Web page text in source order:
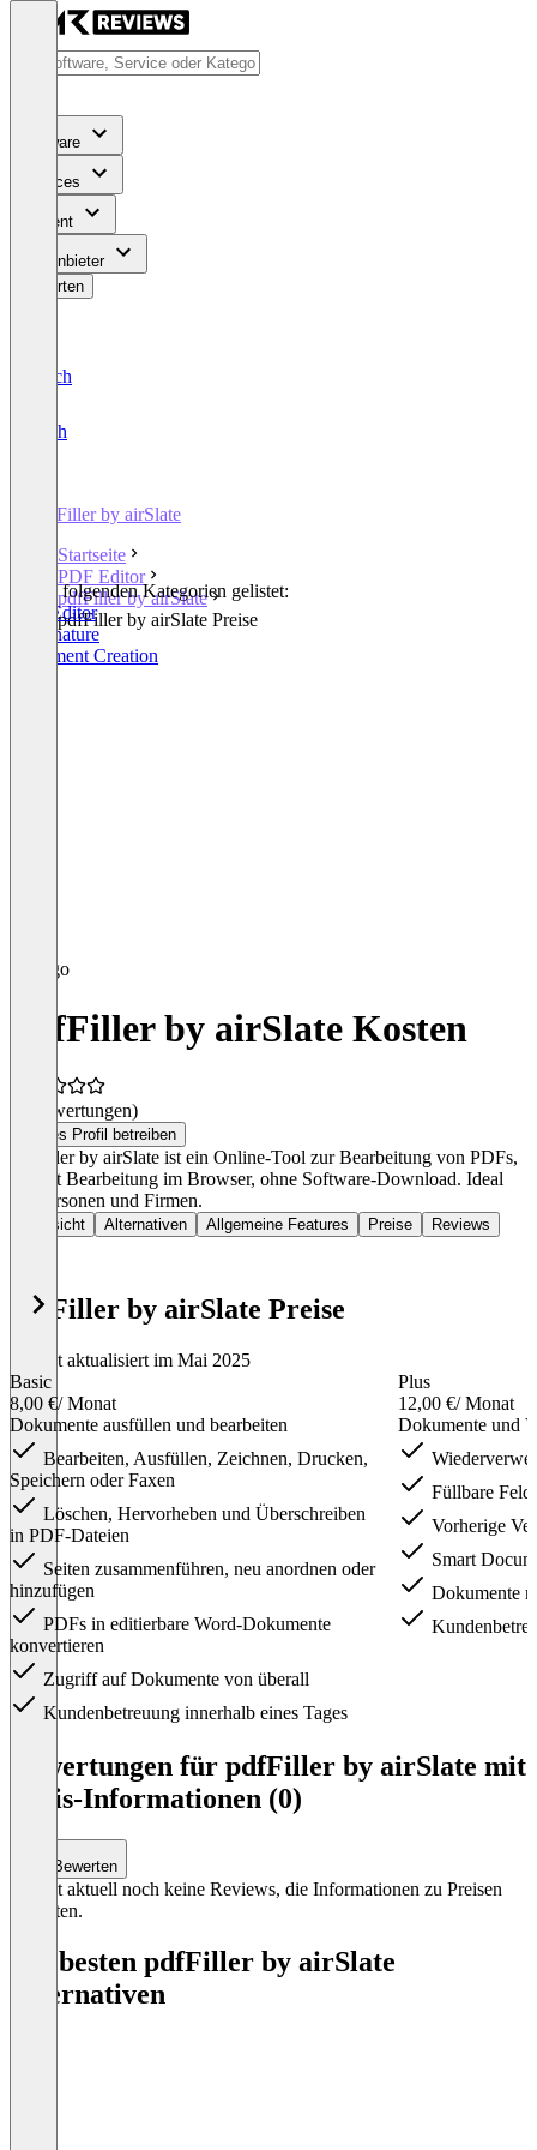
Software
Services
Content
Für Anbieter
Bewerten
Deutsch
English
pdfFiller by airSlate
Startseite
PDF Editor
pdfFiller by airSlate
pdfFiller by airSlate Preise
In den folgenden Kategorien gelistet:
PDF Editor
E-Signature
Document Creation
pdfFiller by airSlate Kosten
(0 Bewertungen)
Dieses Profil betreiben
pdfFiller by airSlate ist ein Online-Tool zur Bearbeitung von PDFs,
erlaubt Bearbeitung im Browser, ohne Software-Download. Ideal
für Personen und Firmen.
Übersicht Alternativen Allgemeine Features Preise Reviews
pdfFiller by airSlate Preise
Zuletzt aktualisiert im Mai 2025
Basic
8,00 €/ Monat
Dokumente ausfüllen und bearbeiten
Bearbeiten, Ausfüllen, Zeichnen, Drucken,
Speichern oder Faxen
Löschen, Hervorheben und Überschreiben
in PDF-Dateien
Seiten zusammenführen, neu anordnen oder
hinzufügen
PDFs in editierbare Word-Dokumente
konvertieren
Zugriff auf Dokumente von überall
Kundenbetreuung innerhalb eines Tages
Plus
12,00 €/ Monat
Dokumente und
Füllbare
Vorherige
Smart
Dokumente
Bewertungen für pdfFiller by airSlate mit
Preis-Informationen (0)
Bewerten
Es gibt aktuell noch keine Reviews, die Informationen zu Preisen
enthalten.
Die besten pdfFiller by airSlate
Alternativen